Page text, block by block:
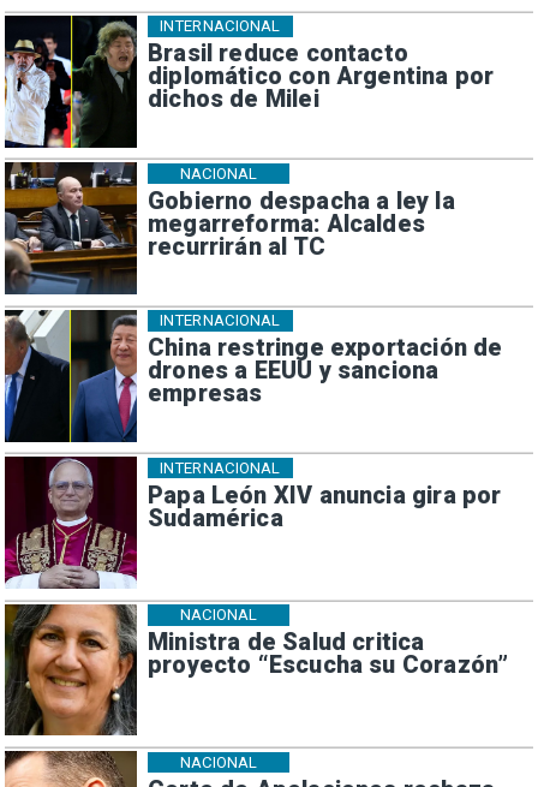
Brasil reduce contacto
diplomático con Argentina por
dichos de Milei
INTERNACIONAL
Gobierno despacha a ley la
megarreforma: Alcaldes
recurrirán al TC
NACIONAL
China restringe exportación de
drones a EEUU y sanciona
empresas
INTERNACIONAL
Papa León XIV anuncia gira por
Sudamérica
INTERNACIONAL
Ministra de Salud critica
proyecto “Escucha su Corazón”
NACIONAL
NACIONAL